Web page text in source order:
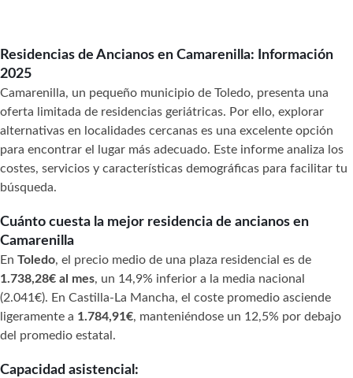
Residencias de Ancianos en Camarenilla: Información
2025
Camarenilla, un pequeño municipio de Toledo, presenta una
oferta limitada de residencias geriátricas. Por ello, explorar
alternativas en localidades cercanas es una excelente opción
para encontrar el lugar más adecuado. Este informe analiza los
costes, servicios y características demográficas para facilitar tu
búsqueda.
Cuánto cuesta la mejor residencia de ancianos en
Camarenilla
En Toledo, el precio medio de una plaza residencial es de
1.738,28€ al mes, un 14,9% inferior a la media nacional
(2.041€). En Castilla-La Mancha, el coste promedio asciende
ligeramente a 1.784,91€, manteniéndose un 12,5% por debajo
del promedio estatal.
Capacidad asistencial: